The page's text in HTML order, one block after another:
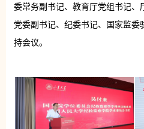
委常务副书记、教育厅党组书记、
党委副书记、纪委书记、国家监委
持会议。